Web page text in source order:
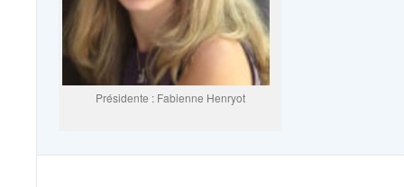
Présidente : Fabienne Henryot